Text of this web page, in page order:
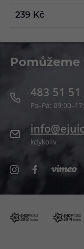
239 Kč
Pomůžeme
483 51 51
Po–Pá:
kdykoliv